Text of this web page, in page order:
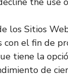
los Sitios
el fin de
tiene la
de